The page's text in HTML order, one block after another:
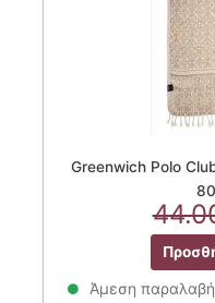
Greenwich Polo
Άμεση